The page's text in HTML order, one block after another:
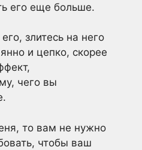
его еще больше.
злитесь на него
и цепко, скорее
чего вы
то вам не нужно
чтобы ваш